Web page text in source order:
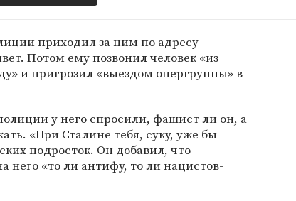
приходил за ним по адресу
Потом ему позвонил человек «из
и пригрозил «выездом опергруппы» в
у него спросили, фашист ли он, а
«При Сталине тебя, суку, уже бы
подросток. Он добавил, что
него «то ли антифу, то ли нацистов-